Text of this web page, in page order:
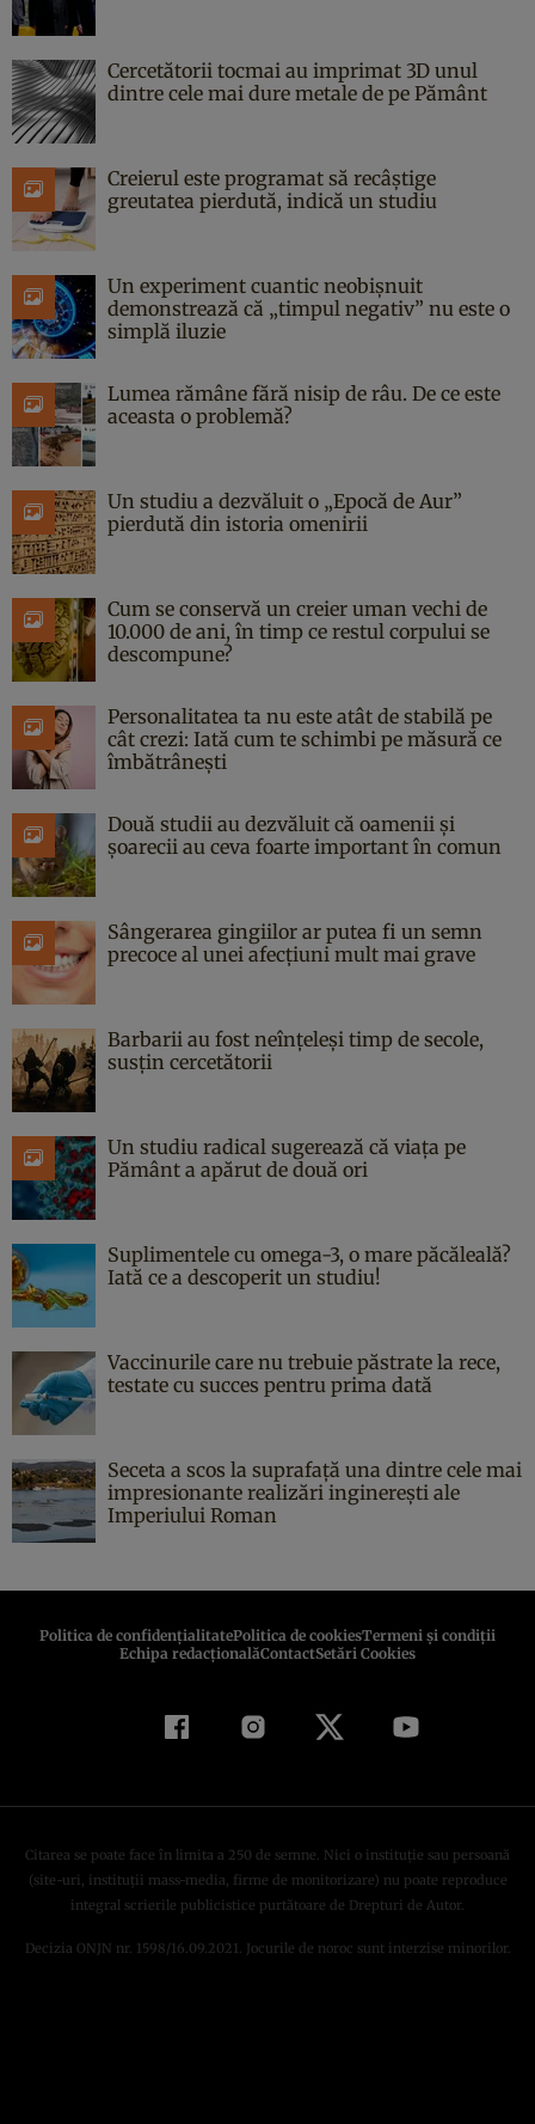
Cercetătorii tocmai au imprimat 3D unul
dintre cele mai dure metale de pe Pământ
Creierul este programat să recâștige
greutatea pierdută, indică un studiu
Un experiment cuantic neobișnuit
demonstrează că „timpul negativ” nu este o
simplă iluzie
Lumea rămâne fără nisip de râu. De ce este
aceasta o problemă?
Un studiu a dezvăluit o „Epocă de Aur”
pierdută din istoria omenirii
Cum se conservă un creier uman vechi de
10.000 de ani, în timp ce restul corpului se
descompune?
Personalitatea ta nu este atât de stabilă pe
cât crezi: Iată cum te schimbi pe măsură ce
îmbătrânești
Două studii au dezvăluit că oamenii și
șoarecii au ceva foarte important în comun
Sângerarea gingiilor ar putea fi un semn
precoce al unei afecțiuni mult mai grave
Barbarii au fost neînțeleși timp de secole,
susțin cercetătorii
Un studiu radical sugerează că viața pe
Pământ a apărut de două ori
Suplimentele cu omega-3, o mare păcăleală?
Iată ce a descoperit un studiu!
Vaccinurile care nu trebuie păstrate la rece,
testate cu succes pentru prima dată
Seceta a scos la suprafață una dintre cele mai
impresionante realizări inginerești ale
Imperiului Roman
Politica de confidenţialitatePolitica de cookiesTermeni şi condiţii
Echipa redacționalăContactSetări Cookies
Citarea se poate face în limita a 250 de semne. Nici o instituţie sau persoană
(site-uri, instituţii mass-media, firme de monitorizare) nu poate reproduce
integral scrierile publicistice purtătoare de Drepturi de Autor.
Decizia ONJN nr. 1598/16.09.2021. Jocurile de noroc sunt interzise minorilor.